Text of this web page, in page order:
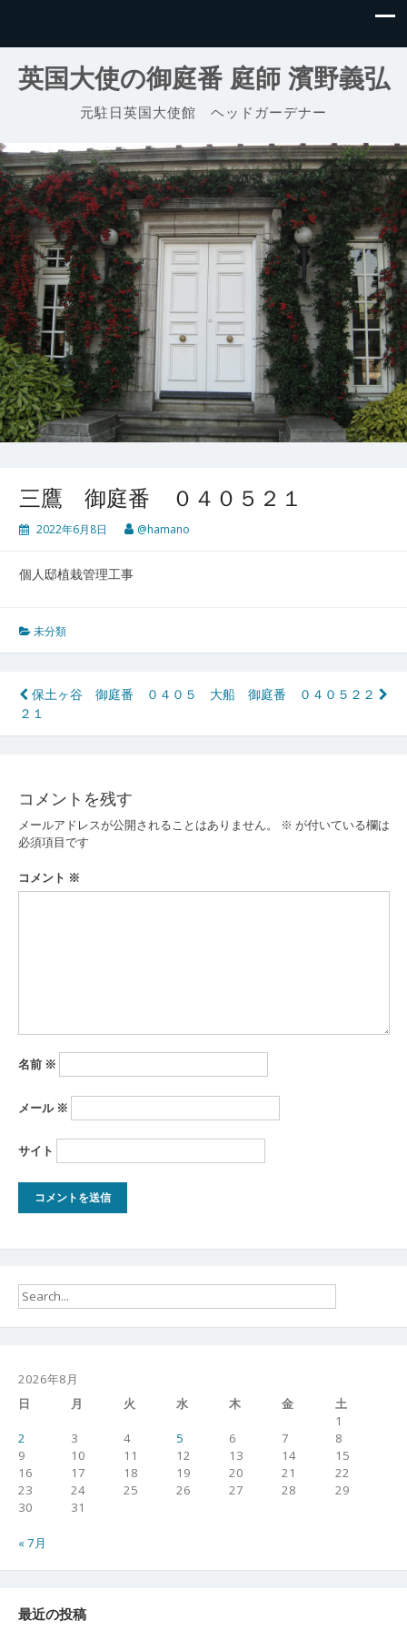
英国大使の御庭番 庭師 濱野義弘
元駐日英国大使館 ヘッドガーデナー
三鷹 御庭番 ０４０５２１
2022年6月8日 @hamano
個人邸植栽管理工事
未分類
投
稿
ビ
ゲ
ー
シ
保土ヶ谷 御庭番 ０４０５
２１
大船 御庭番 ０４０５２２
コメントを残す
メールアドレスが公開されることはありません。 ※ が付いている欄は
必須項目です
コメント ※
名前 ※
メール ※
サイト
2026年8月
日
月 火 水 木 金
土
1
2
3 4 5 6 7
8
9
10 11 12 13 14
15
16
17 18 19 20 21
22
23
24 25 26 27 28
29
30
31
« 7月
最近の投稿